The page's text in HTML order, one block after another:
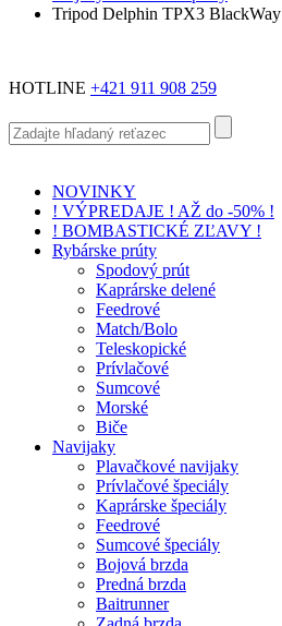
Tripod Delphin TPX3 BlackWay
HOTLINE +421 911 908 259
NOVINKY
! VÝPREDAJE ! AŽ do -50% !
! BOMBASTICKÉ ZĽAVY !
Rybárske prúty
Spodový prút
Kaprárske delené
Feedrové
Match/Bolo
Teleskopické
Prívlačové
Sumcové
Morské
Biče
Navijaky
Plavačkové navijaky
Prívlačové špeciály
Kaprárske špeciály
Feedrové
Sumcové špeciály
Bojová brzda
Predná brzda
Baitrunner